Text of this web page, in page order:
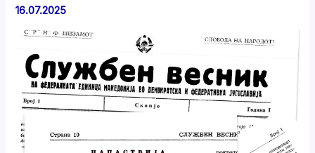
16.07.2025